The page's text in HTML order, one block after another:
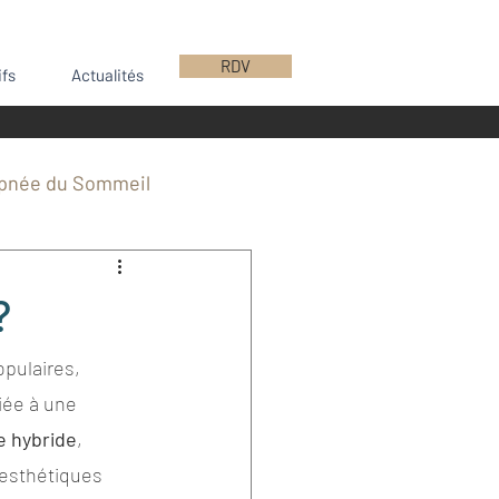
Actualités RDV
du Sommeil
Implants
CBCMF Bordeaux
mini-invasive
à une
hybride,